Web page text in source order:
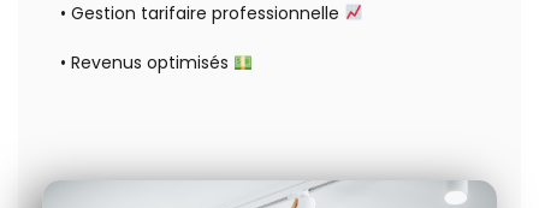
• Gestion tarifaire professionnelle
• Revenus optimisés